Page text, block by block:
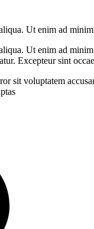
Ut enim ad
Ut enim ad
Excepteur sint
sit voluptatem